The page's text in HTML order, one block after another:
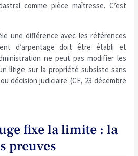
comme pièce maîtresse. C’est
une différence avec les références
d’arpentage doit être établi et
ne peut pas modifier les
litige sur la propriété subsiste sans
décision judiciaire (CE, 23 décembre
fixe la limite : la
preuves